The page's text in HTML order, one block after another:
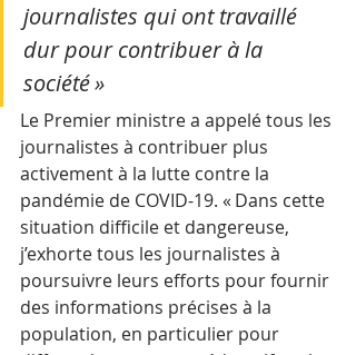
journalistes qui ont travaillé
dur pour contribuer à la
société »
Le Premier ministre a appelé tous les
journalistes à contribuer plus
activement à la lutte contre la
pandémie de COVID-19. « Dans cette
situation difficile et dangereuse,
j’exhorte tous les journalistes à
poursuivre leurs efforts pour fournir
des informations précises à la
population, en particulier pour